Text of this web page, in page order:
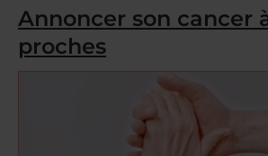
Annoncer son cancer
proches